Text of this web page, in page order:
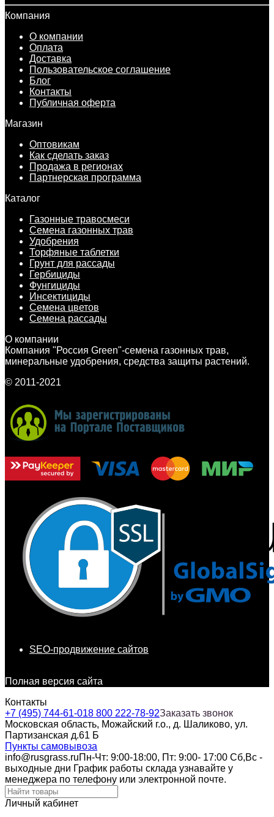
Компания
О компании
Оплата
Доставка
Пользовательское соглашение
Блог
Контакты
Публичная оферта
Магазин
Оптовикам
Как сделать заказ
Продажа в регионах
Партнерская программа
Каталог
Газонные травосмеси
Семена газонных трав
Удобрения
Торфяные таблетки
Грунт для рассады
Гербициды
Фунгициды
Инсектициды
Семена цветов
Семена рассады
О компании
Компания "Россия Green"-семена газонных трав,
минеральные удобрения, средства защиты растений.
© 2011-2021
SEO-продвижение сайтов
Полная версия сайта
Контакты
+7 (495) 744-61-018 800 222-78-92Заказать звонок
Московская область, Можайский г.о., д. Шаликово, ул.
Партизанская д.61 Б
Пункты самовывоза
info@rusgrass.ruПн-Чт: 9:00-18:00, Пт: 9:00- 17:00 Сб,Вс -
выходные дни График работы склада узнавайте у
менеджера по телефону или электронной почте.
Личный кабинет